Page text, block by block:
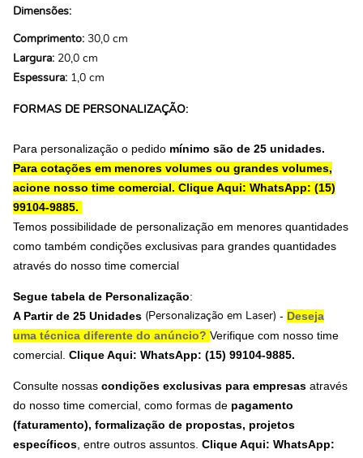
Dimensões:
Comprimento: 30,0 cm
Largura: 20,0 cm
Espessura: 1,0 cm
FORMAS DE PERSONALIZAÇÃO:
Para personalização o pedido mínimo são de 25 unidades.
Para cotações em menores volumes ou grandes volumes,
acione nosso time comercial. Clique Aqui: WhatsApp: (15)
99104-9885.
Temos possibilidade de personalização em menores quantidades
como também condições exclusivas para grandes quantidades
através do nosso time comercial
Segue tabela de Personalização:
A Partir de 25 Unidades (Personalização em Laser) - Deseja
uma técnica diferente do anúncio? Verifique com nosso time
comercial. Clique Aqui: WhatsApp: (15) 99104-9885.
Consulte nossas condições exclusivas para empresas através
do nosso time comercial, como formas de pagamento
(faturamento), formalização de propostas, projetos
específicos , entre outros assuntos. Clique Aqui: WhatsApp: